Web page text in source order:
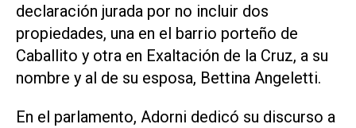
declaración jurada por no incluir dos
propiedades, una en el barrio porteño de
Caballito y otra en Exaltación de la Cruz, a su
nombre y al de su esposa, Bettina Angeletti.
En el parlamento, Adorni dedicó su discurso a